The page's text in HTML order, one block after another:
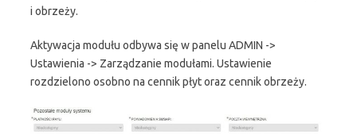
i obrzeży.
Aktywacja modułu odbywa się w panelu ADMIN ->
Ustawienia -> Zarządzanie modułami. Ustawienie
rozdzielono osobno na cennik płyt oraz cennik obrzeży.